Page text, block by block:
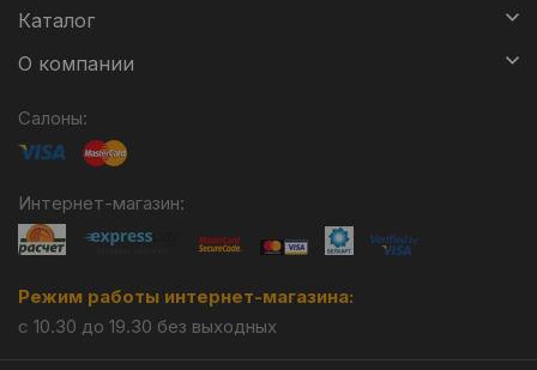
Каталог
О компании
Салоны:
Интернет-магазин:
Режим работы интернет-магазина:
с 10.30 до 19.30 без выходных